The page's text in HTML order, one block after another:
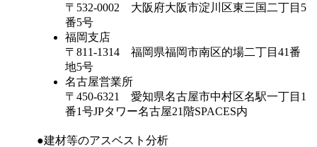
〒532-0002 大阪府大阪市淀川区東三国二丁目5
番5号
福岡支店
〒811-1314 福岡県福岡市南区的場二丁目41番
地5号
名古屋営業所
〒450-6321 愛知県名古屋市中村区名駅一丁目1
番1号JPタワー名古屋21階SPACES内
●建材等のアスベスト分析